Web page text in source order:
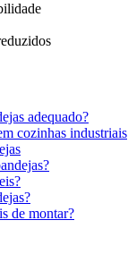
adequado?
cozinhas industriais
de montar?